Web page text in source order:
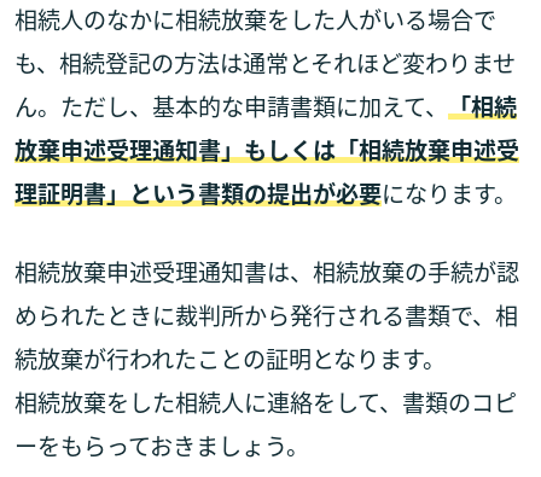
相続人のなかに相続放棄をした人がいる場合で
も、相続登記の方法は通常とそれほど変わりませ
ん。ただし、基本的な申請書類に加えて、 「相続
放棄申述受理通知書」もしくは「相続放棄申述受
理証明書」という書類の提出が必要になります。
相続放棄申述受理通知書は、相続放棄の手続が認
められたときに裁判所から発行される書類で、相
続放棄が行われたことの証明となります。
相続放棄をした相続人に連絡をして、書類のコピ
ーをもらっておきましょう。